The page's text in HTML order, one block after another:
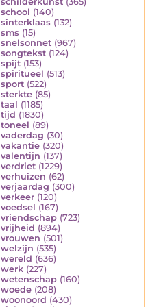
school (140)
sinterklaas (132)
sms (15)
snelsonnet (967)
songtekst (124)
spijt (153)
spiritueel (513)
sport (522)
sterkte (85)
taal (1185)
tijd (1830)
toneel (89)
vaderdag (30)
vakantie (320)
valentijn (137)
verdriet (1229)
verhuizen (62)
verjaardag (300)
verkeer (120)
voedsel (167)
vriendschap (723)
vrijheid (894)
vrouwen (501)
welzijn (535)
wereld (636)
werk (227)
wetenschap (160)
woede (208)
woonoord (430)